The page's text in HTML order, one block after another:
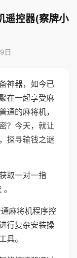
遥控器(察牌小
日
神器，如今已
在一起享受麻
通的麻将机，
？今天，就让
探寻输钱之谜
取一对一指
麻将机程序控
行复杂安装操
具。